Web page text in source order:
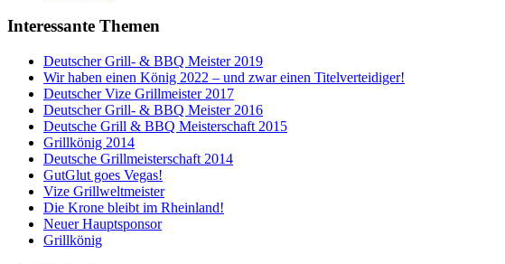
Interessante Themen
Deutscher Grill- & BBQ Meister 2019
Wir haben einen König 2022 – und zwar einen Titelverteidiger!
Deutscher Vize Grillmeister 2017
Deutscher Grill- & BBQ Meister 2016
Deutsche Grill & BBQ Meisterschaft 2015
Grillkönig 2014
Deutsche Grillmeisterschaft 2014
GutGlut goes Vegas!
Vize Grillweltmeister
Die Krone bleibt im Rheinland!
Neuer Hauptsponsor
Grillkönig